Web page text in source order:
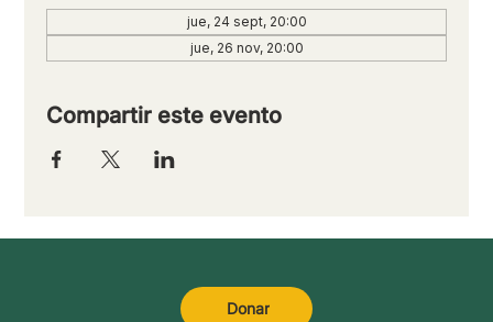
jue, 24 sept, 20:00
jue, 26 nov, 20:00
Compartir este evento
Donar